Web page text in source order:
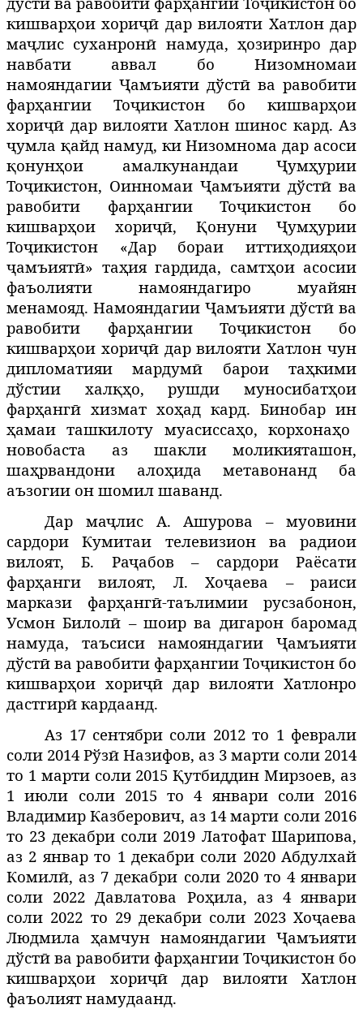
кишварҳои хориҷӣ дар вилояти Хатлон дар
маҷлис суханронӣ намуда, ҳозиринро дар
навбати аввал бо Низомномаи
намояндагии Ҷамъияти дўстӣ ва равобити
фарҳангии Тоҷикистон бо кишварҳои
хориҷӣ дар вилояти Хатлон шинос кард. Аз
ҷумла қайд намуд, ки Низомнома дар асоси
қонунҳои амалкунандаиҶумҳурии
Тоҷикистон, Оинномаи Ҷамъияти дўстӣ ва
равобити фарҳангии Тоҷикистон бо
кишварҳои хориҷӣ, Қонуни Ҷумҳурии
Тоҷикистон «Дар бораи иттиҳодияҳои
ҷамъиятӣ» таҳия гардида, самтҳои асосии
фаъолияти намояндагиро муайян
менамояд. Намояндагии Ҷамъияти дўстӣ ва
равобити фарҳангии Тоҷикистон бо
кишварҳои хориҷӣ дар вилояти Хатлон чун
дипломатияи мардумӣ барои таҳкими
дўстии халқҳо,рушди муносибатҳои
фарҳангӣ хизмат хоҳад кард. Бинобар ин
ҳамаи ташкилоту муасиссаҳо, корхонаҳо
новобаста аз шакли моликияташон,
шаҳрвандони алоҳида метавонанд ба
аъзогии он шомил шаванд.
Дар маҷлис А. Ашурова – муовини
сардори Кумитаи телевизион ва радиои
вилоят, Б. Раҷабов – сардори Раёсати
фарҳанги вилоят, Л. Хоҷаева – раиси
маркази фарҳангӣ-таълимии русзабонон,
Усмон Билолӣ – шоир ва дигарон баромад
намуда, таъсиси намояндагии Ҷамъияти
дўстӣ ва равобити фарҳангии Тоҷикистон бо
кишварҳои хориҷӣ дар вилояти Хатлонро
дастгирӣ кардаанд.
Аз 17 сентябри соли 2012 то 1 феврали
соли 2014 Рўзӣ Назифов, аз 3 марти соли 2014
то 1 марти соли 2015 Қутбиддин Мирзоев, аз
1 июли соли 2015 то 4 январи соли 2016
Владимир Казберович, аз 14 марти соли 2016
то 23 декабри соли 2019 Латофат Шарипова,
аз 2 январ то 1 декабри соли 2020 Абдулхай
Комилӣ, аз 7 декабри соли 2020 то 4 январи
соли 2022 Давлатова Роҳила, аз 4 январи
соли 2022 то 29 декабри соли 2023 Хоҷаева
Людмила ҳамчун намояндагии Ҷамъияти
дўстӣ ва равобити фарҳангии Тоҷикистон бо
кишварҳои хориҷӣ дар вилояти Хатлон
фаъолият намудаанд.